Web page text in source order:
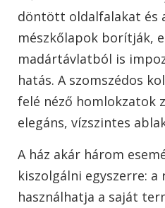
döntött oldalfalakat és
mészkőlapok borítják,
madártávlatból is
hatás. A szomszédos
felé néző homlokzatok
elegáns, vízszintes
A ház akár három
kiszolgálni egyszerre: a
használhatja a saját